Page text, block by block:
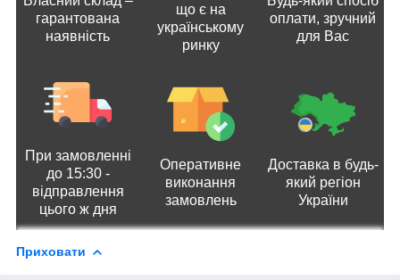
гарантована
наявність
що є на
українському
ринку
оплати, зручний
для Вас
При замовленні
до 15:30 -
відправлення
цього ж дня
Оперативне
виконання
замовлень
Доставка в будь-
який регіон
України
Приховати